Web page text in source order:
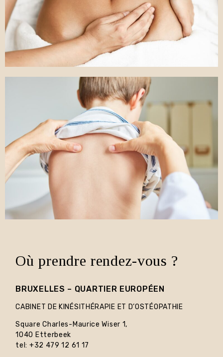
Où prendre rendez-vous ?
BRUXELLES – QUARTIER EUROPÉEN
CABINET DE KINÉSITHÉRAPIE ET D’OSTÉOPATHIE
Square Charles-Maurice Wiser 1,
1040 Etterbeek
tel: +32 479 12 61 17